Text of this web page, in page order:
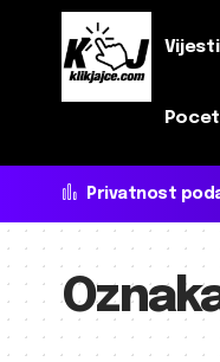
Vijesti
Privatnost